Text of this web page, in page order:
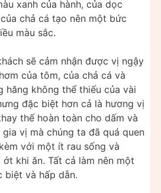
xanh của hành, của dọc
chả cá tạo nên một bức
màu sắc.
sẽ cảm nhận được vị ngậy
của tôm, của chả cá và
hăng không thể thiếu của vài
đặc biệt hơn cả là hương vị
thế hoàn toàn cho dấm và
vị mà chúng ta đã quá quen
với một ít rau sống và
khi ăn. Tất cả làm nên một
và hấp dẫn.